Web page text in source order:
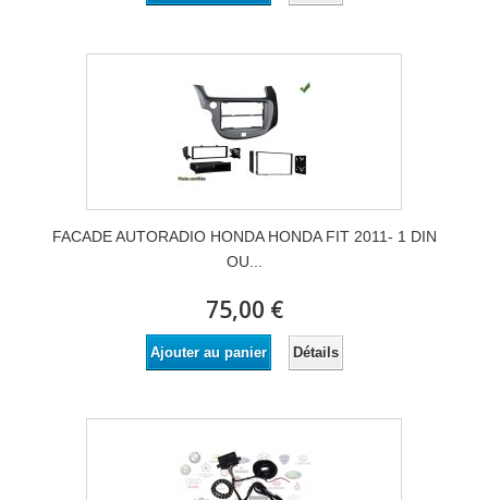
FACADE AUTORADIO HONDA HONDA FIT 2011- 1 DIN
OU...
75,00 €
Ajouter au panier Détails